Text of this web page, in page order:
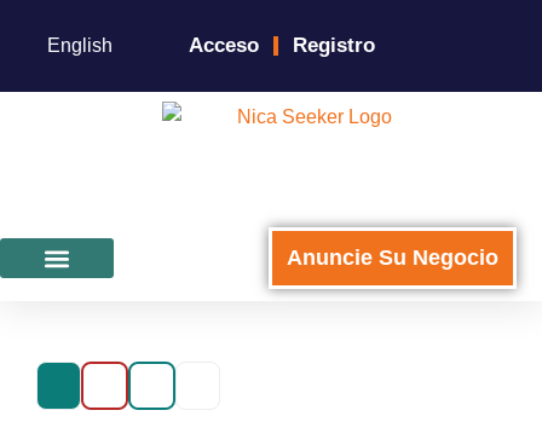
English Acceso Registro
Anuncie Su Negocio